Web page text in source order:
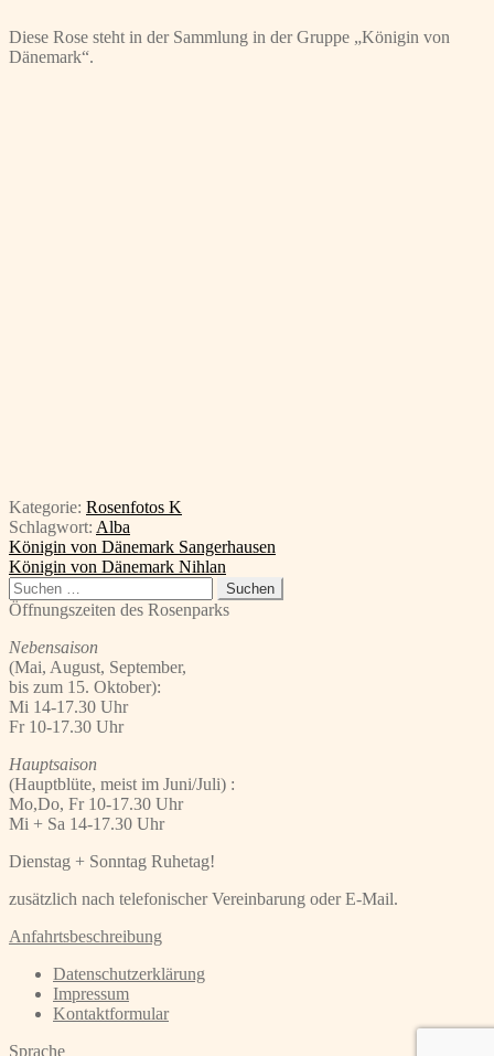
Diese Rose steht in der Sammlung in der Gruppe „Königin von
Dänemark“.
Kategorie: Rosenfotos K
Schlagwort: Alba
Beitragsnavigation
Vorheriger
Beitrag:
Königin von Dänemark Sangerhausen
Nächster
Beitrag:
Königin von Dänemark Nihlan
Suchen
nach:
Öffnungszeiten des Rosenparks
Nebensaison
(Mai, August, September,
bis zum 15. Oktober):
Mi 14-17.30 Uhr
Fr 10-17.30 Uhr
Hauptsaison
(Hauptblüte, meist im Juni/Juli) :
Mo,Do, Fr 10-17.30 Uhr
Mi + Sa 14-17.30 Uhr
Dienstag + Sonntag Ruhetag!
zusätzlich nach telefonischer Vereinbarung oder E-Mail.
Anfahrtsbeschreibung
Datenschutzerklärung
Impressum
Kontaktformular
Sprache